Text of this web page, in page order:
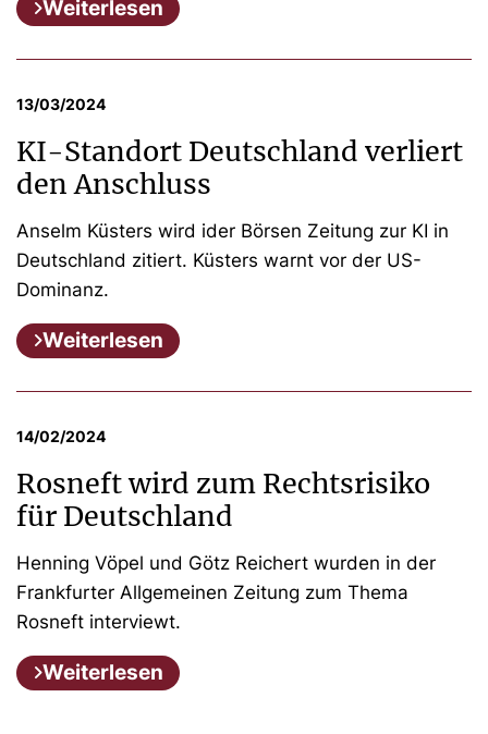
Weiterlesen
13/03/2024
KI-Standort Deutschland verliert
den Anschluss
Anselm Küsters wird ider Börsen Zeitung zur KI in
Deutschland zitiert. Küsters warnt vor der US-
Dominanz.
Weiterlesen
14/02/2024
Rosneft wird zum Rechtsrisiko
für Deutschland
Henning Vöpel und Götz Reichert wurden in der
Frankfurter Allgemeinen Zeitung zum Thema
Rosneft interviewt.
Weiterlesen